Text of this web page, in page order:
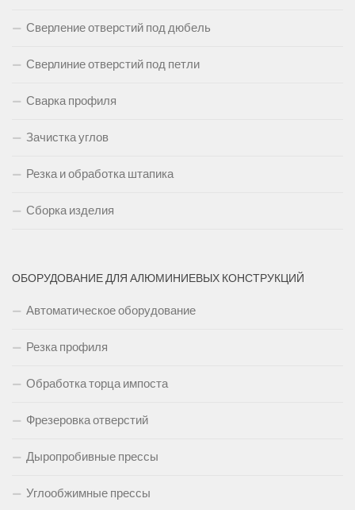
Сверление отверстий под дюбель
Сверлиние отверстий под петли
Сварка профиля
Зачистка углов
Резка и обработка штапика
Сборка изделия
ОБОРУДОВАНИЕ ДЛЯ АЛЮМИНИЕВЫХ КОНСТРУКЦИЙ
Автоматическое оборудование
Резка профиля
Обработка торца импоста
Фрезеровка отверстий
Дыропробивные прессы
Углообжимные прессы